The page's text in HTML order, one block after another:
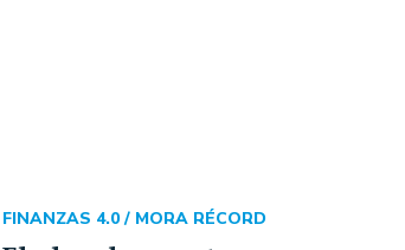
FINANZAS 4.0 / MORA RÉCORD